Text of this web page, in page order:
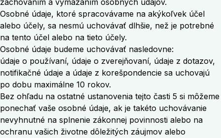
zachovaním a vymazaním osobných údajov.
Osobné údaje, ktoré spracovávame na akýkoľvek účel
alebo účely, sa nesmú uchovávať dlhšie, než je potrebné
na tento účel alebo na tieto účely.
Osobné údaje budeme uchovávať nasledovne:
údaje o používaní, údaje o zverejňovaní, údaje z dotazov,
notifikačné údaje a údaje z korešpondencie sa uchovajú
po dobu maximálne 10 rokov.
Bez ohľadu na ostatné ustanovenia tejto časti 5 si môžeme
ponechať vaše osobné údaje, ak je takéto uchovávanie
nevyhnutné na splnenie zákonnej povinnosti alebo na
ochranu vašich životne dôležitých záujmov alebo